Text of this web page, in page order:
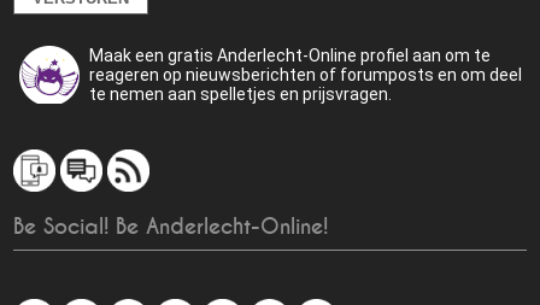
Maak een gratis Anderlecht-Online profiel aan om te
reageren op nieuwsberichten of forumposts en om deel
te nemen aan spelletjes en prijsvragen.
Be Social! Be Anderlecht-Online!